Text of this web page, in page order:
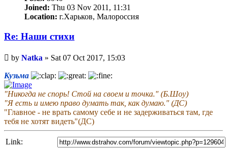
Joined: Thu 03 Nov 2011, 11:31
Location: г.Харьков, Малороссия
Re: Наши стихи
Unread
post
by Natka » Sat 07 Oct 2017, 15:03
Кузьма
"Никогда не спорь! Стой на своем и точка." (Б.Шоу)
"Я есть и имею право думать так, как думаю." (ДС)
"Главное - не врать самому себе и не задерживаться там, где
тебя не хотят видеть"(ДС)
Link: